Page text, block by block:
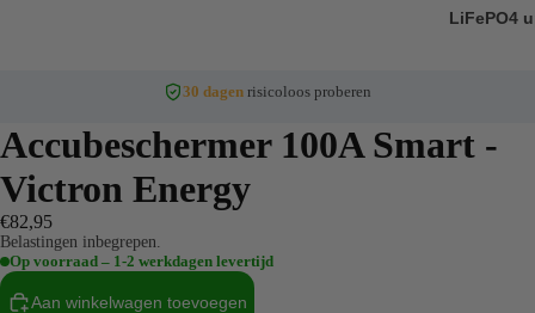
LiFePO4
30 dagen risicoloos proberen
Accubeschermer 100A Smart -
Victron Energy
€82,95
Belastingen inbegrepen.
Op voorraad – 1-2 werkdagen levertijd
Aan winkelwagen toevoegen